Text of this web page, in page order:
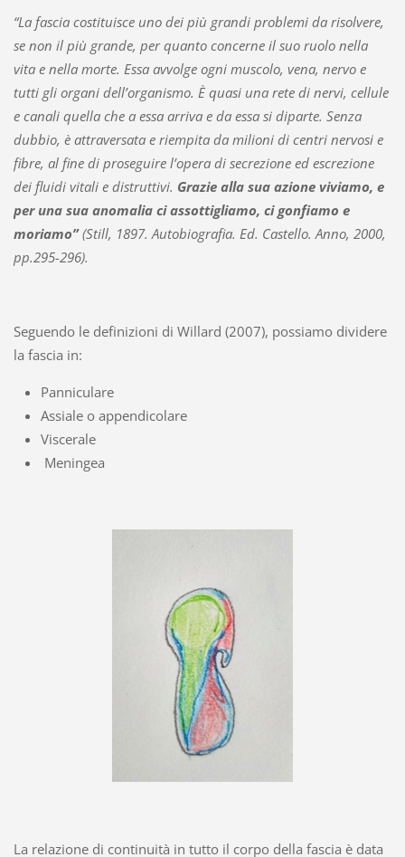
“La fascia costituisce uno dei più grandi problemi da risolvere,
se non il più grande, per quanto concerne il suo ruolo nella
vita e nella morte. Essa avvolge ogni muscolo, vena, nervo e
tutti gli organi dell’organismo. È quasi una rete di nervi, cellule
e canali quella che a essa arriva e da essa si diparte. Senza
dubbio, è attraversata e riempita da milioni di centri nervosi e
fibre, al fine di proseguire l’opera di secrezione ed escrezione
dei fluidi vitali e distruttivi. Grazie alla sua azione viviamo, e
per una sua anomalia ci assottigliamo, ci gonfiamo e
moriamo”(Still, 1897. Autobiografia. Ed. Castello. Anno, 2000,
pp.295-296).
Seguendo le definizioni di Willard (2007), possiamo dividere
la fascia in:
Panniculare
Assiale o appendicolare
Viscerale
Meningea
La relazione di continuità in tutto il corpo della fascia è data